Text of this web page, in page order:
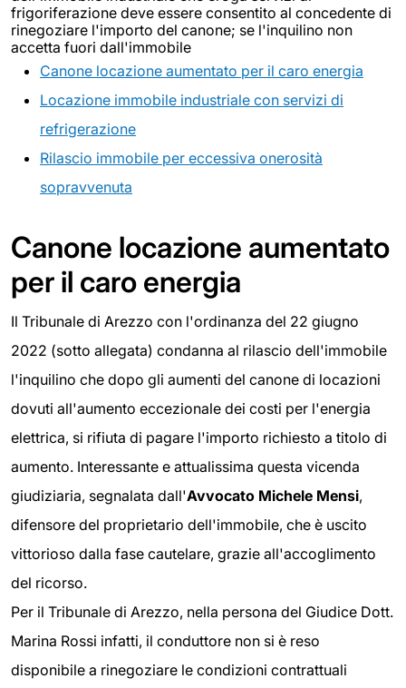
frigoriferazione deve essere consentito al concedente di
rinegoziare l'importo del canone; se l'inquilino non
accetta fuori dall'immobile
Canone locazione aumentato per il caro energia
Locazione immobile industriale con servizi di
refrigerazione
Rilascio immobile per eccessiva onerosità
sopravvenuta
Canone locazione aumentato
per il caro energia
Il Tribunale di Arezzo con l'ordinanza del 22 giugno
2022 (sotto allegata) condanna al rilascio dell'immobile
l'inquilino che dopo gli aumenti del canone di locazioni
dovuti all'aumento eccezionale dei costi per l'energia
elettrica, si rifiuta di pagare l'importo richiesto a titolo di
aumento. Interessante e attualissima questa vicenda
giudiziaria, segnalata dall'Avvocato Michele Mensi,
difensore del proprietario dell'immobile, che è uscito
vittorioso dalla fase cautelare, grazie all'accoglimento
del ricorso.
Per il Tribunale di Arezzo, nella persona del Giudice Dott.
Marina Rossi infatti, il conduttore non si è reso
disponibile a rinegoziare le condizioni contrattuali